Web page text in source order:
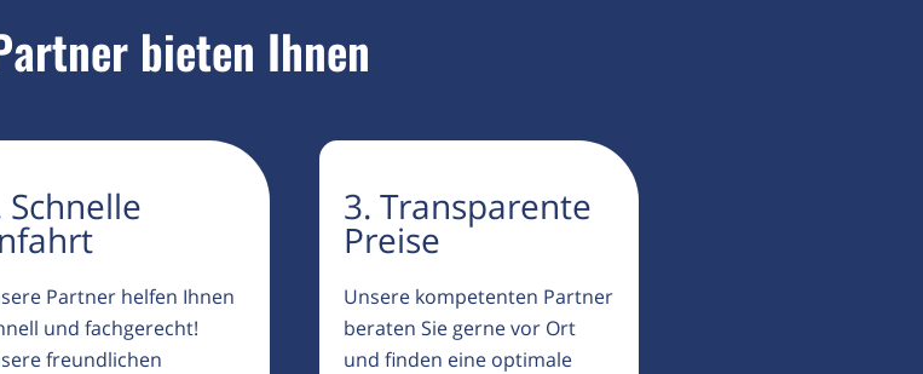
bieten Ihnen
Schnelle
Partner helfen Ihnen
und fachgerecht!
freundlichen
3. Transparente
Preise
Unsere kompetenten Partner
beraten Sie gerne vor Ort
und finden eine optimale